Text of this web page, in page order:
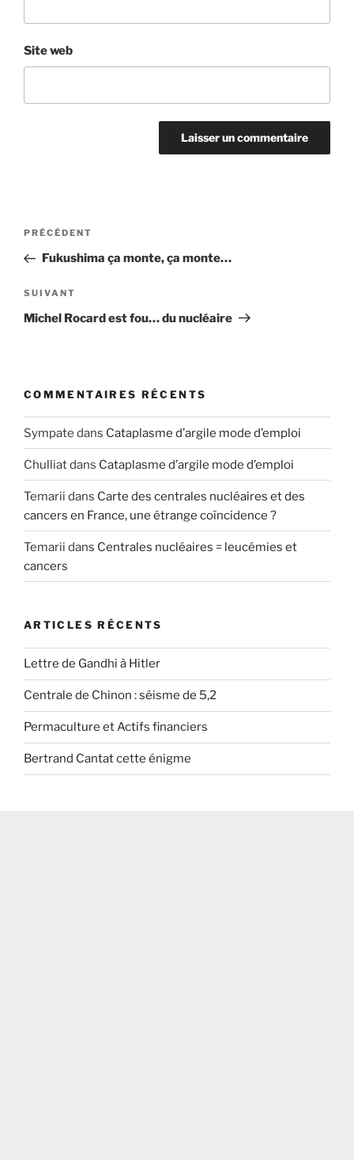
Site web
Navigation
l’article
Article
précédent
PRÉCÉDENT
Fukushima ça monte, ça monte…
Article
suivant
SUIVANT
Michel Rocard est fou… du nucléaire
COMMENTAIRES RÉCENTS
Sympate dans Cataplasme d’argile mode d’emploi
Chulliatdans Cataplasme d’argile mode d’emploi
Temarii dans Carte des centrales nucléaires et des
cancers en France, une étrange coïncidence ?
Temarii dans Centrales nucléaires = leucémies et
cancers
ARTICLES RÉCENTS
Lettre de Gandhi à Hitler
Centrale de Chinon : séisme de 5,2
Permaculture et Actifs financiers
Bertrand Cantat cette énigme